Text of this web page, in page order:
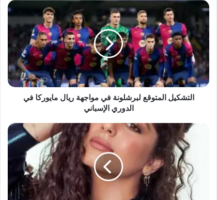
التشكيل
لبرشلونة
في
مواجهة
ريال
مايوركا
في
الدوري
الإسبانيالتشكيل المتوقع لبرشلونة في مواجهة ريال مايوركا في
الدوري الإسباني
شخصية